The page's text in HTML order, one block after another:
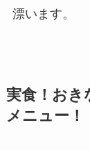
漂います。
実食！おき
メニュー！